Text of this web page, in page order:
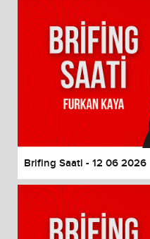
Brifing Saati - 12 06 2026